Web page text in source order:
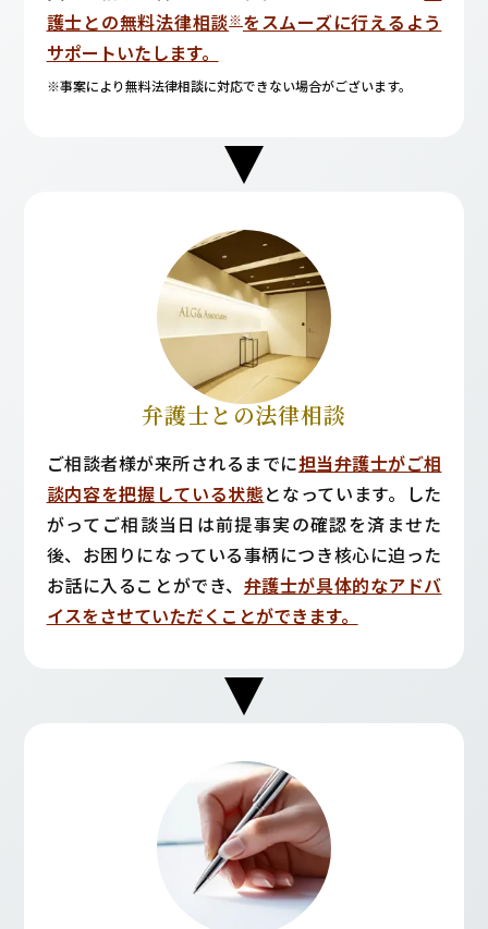
護士との無料法律相談※をスムーズに行えるよう
サポートいたします。
※事案により無料法律相談に対応できない場合がございます。
弁護士との法律相談
ご相談者様が来所されるまでに担当弁護士がご相
談内容を把握している状態となっています。した
がってご相談当日は前提事実の確認を済ませた
後、お困りになっている事柄につき核心に迫った
お話に入ることができ、 弁護士が具体的なアドバ
イスをさせていただくことができます。